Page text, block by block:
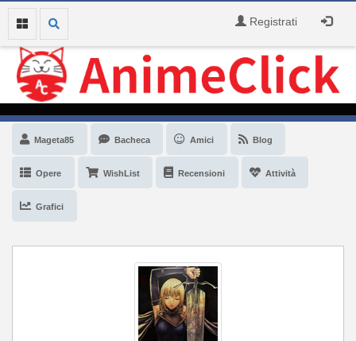
Registrati
Mageta85 Bacheca Amici Blog
Opere WishList Recensioni Attività
Grafici